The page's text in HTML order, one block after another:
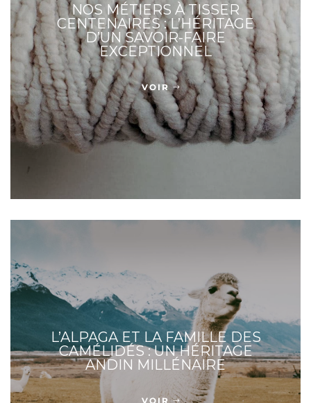
NOS MÉTIERS À TISSER
CENTENAIRES : L’HÉRITAGE
D’UN SAVOIR-FAIRE
EXCEPTIONNEL
VOIR
L’ALPAGA ET LA FAMILLE DES
CAMÉLIDÉS : UN HÉRITAGE
ANDIN MILLÉNAIRE
VOIR